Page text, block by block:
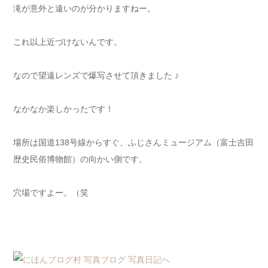
滝が意外と遠いのが分かりますねー。
これ以上近づけないんです。
なので望遠レンズで爆写させて頂きました ♪
なかなか楽しかったです！
場所は国道138号線からすぐ、ふじさんミュージアム（富士吉田
歴史民俗博物館）の向かい側です。
穴場ですよー。（笑